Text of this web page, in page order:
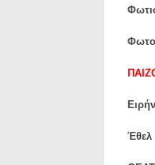
Έθελ